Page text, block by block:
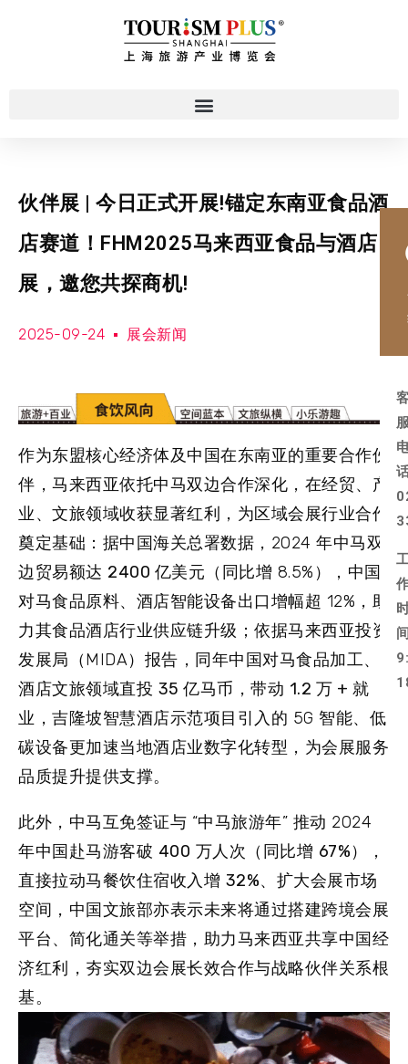
伙伴展 | 今日正式开展!锚定东南亚食品酒
店赛道！FHM2025马来西亚食品与酒店
展，邀您共探商机!
2025-09-24 展会新闻
作为东盟核心经济体及中国在东南亚的重要合作伙
伴，马来西亚依托中马双边合作深化，在经贸、产
业、文旅领域收获显著红利，为区域会展行业合作
奠定基础：据中国海关总署数据，2024 年中马双
边贸易额达 2400 亿美元（同比增 8.5%），中国
对马食品原料、酒店智能设备出口增幅超 12%，助
力其食品酒店行业供应链升级；依据马来西亚投资
发展局（MIDA）报告，同年中国对马食品加工、
酒店文旅领域直投 35 亿马币，带动 1.2 万 + 就
业，吉隆坡智慧酒店示范项目引入的 5G 智能、低
碳设备更加速当地酒店业数字化转型，为会展服务
品质提升提供支撑。
此外，中马互免签证与 “中马旅游年” 推动 2024
年中国赴马游客破 400 万人次（同比增 67%），
直接拉动马餐饮住宿收入增 32%、扩大会展市场
空间，中国文旅部亦表示未来将通过搭建跨境会展
平台、简化通关等举措，助力马来西亚共享中国经
济红利，夯实双边会展长效合作与战略伙伴关系根
基。